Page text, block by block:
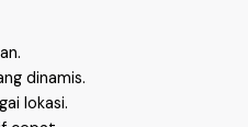
dinamis.
lokasi.